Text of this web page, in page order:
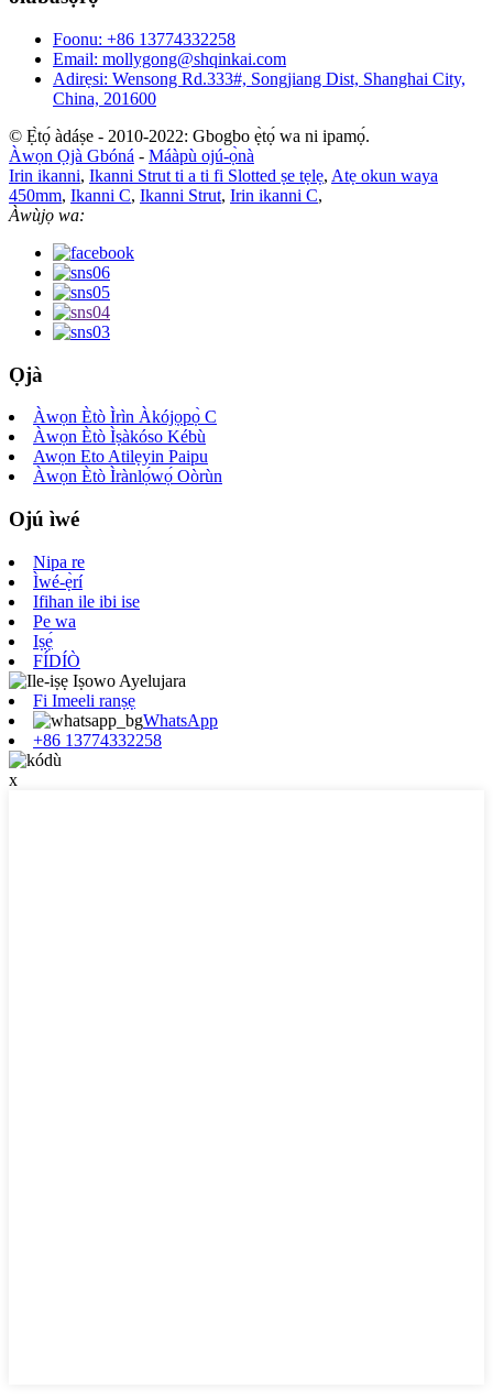
Foonu: +86 13774332258
Email: mollygong@shqinkai.com
Adirẹsi: Wensong Rd.333#, Songjiang Dist, Shanghai City,
China, 201600
© Ẹ̀tọ́ àdáṣe - 2010-2022: Gbogbo ẹ̀tọ́ wa ni ipamọ́.
Àwọn Ọjà Gbóná - Máàpù ojú-ọ̀nà
Irin ikanni, Ikanni Strut ti a ti fi Slotted ṣe tẹlẹ, Atẹ okun waya
450mm, Ikanni C, Ikanni Strut, Irin ikanni C,
Àwùjọ wa:
Ọjà
Àwọn Ètò Ìrìn Àkójọpọ̀ C
Àwọn Ètò Ìṣàkóso Kébù
Awọn Eto Atilẹyin Paipu
Àwọn Ètò Ìrànlọ́wọ́ Oòrùn
Ojú ìwé
Nipa re
Ìwé-ẹ̀rí
Ifihan ile ibi ise
Pe wa
Iṣẹ́
FÍDÍÒ
Fi Imeeli ranṣẹ
WhatsApp
+86 13774332258
x